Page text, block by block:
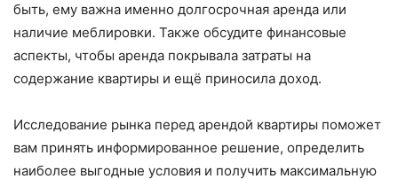
быть, ему важна именно долгосрочная аренда или
наличие меблировки. Также обсудите финансовые
аспекты, чтобы аренда покрывала затраты на
содержание квартиры и ещё приносила доход.
Исследование рынка перед арендой квартиры поможет
вам принять информированное решение, определить
наиболее выгодные условия и получить максимальную